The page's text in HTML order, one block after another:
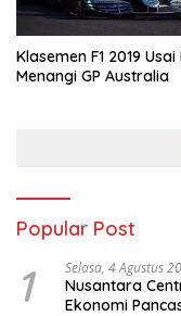
Klasemen F1 2019
Menangi GP Australia
Popular Post
1 Selasa, 4 Agustus
Nusantara
Ekonomi